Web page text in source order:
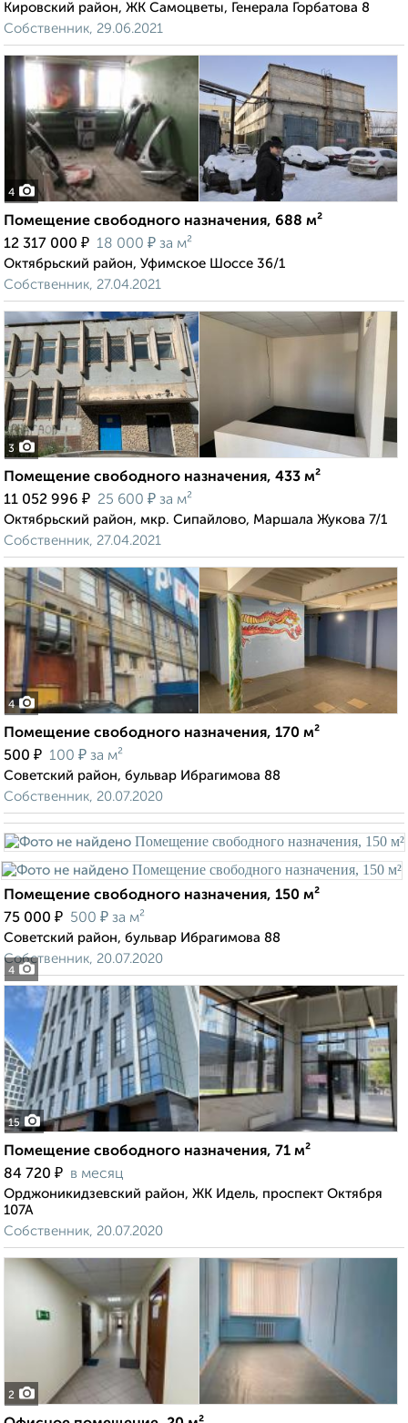
Кировский район, ЖК Самоцветы, Генерала Горбатова 8
Собственник, 29.06.2021
4
Помещение свободного назначения, 688 м²
12 317 000 ₽ 18 000 ₽ за м²
Октябрьский район, Уфимское Шоссе 36/1
Собственник, 27.04.2021
3
Помещение свободного назначения, 433 м²
11 052 996 ₽ 25 600 ₽ за м²
Октябрьский район, мкр. Сипайлово, Маршала Жукова 7/1
Собственник, 27.04.2021
4
Помещение свободного назначения, 170 м²
500 ₽ 100 ₽ за м²
Советский район, бульвар Ибрагимова 88
Собственник, 20.07.2020
4
Помещение свободного назначения, 150 м²
75 000 ₽ 500 ₽ за м²
Советский район, бульвар Ибрагимова 88
Собственник, 20.07.2020
15
Помещение свободного назначения, 71 м²
84 720 ₽ в месяц
Орджоникидзевский район, ЖК Идель, проспект Октября
107А
Собственник, 20.07.2020
2